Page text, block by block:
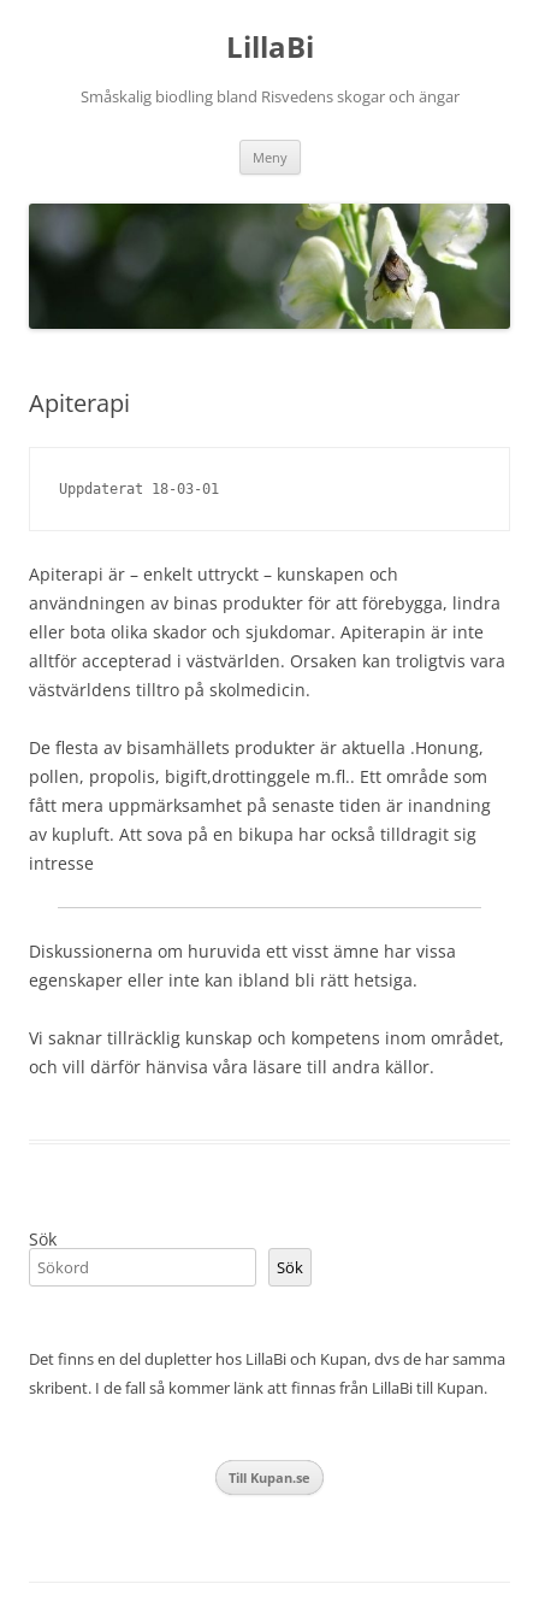
LillaBi
Småskalig biodling bland Risvedens skogar och ängar
Meny
Apiterapi
Uppdaterat 18-03-01
Apiterapi är – enkelt uttryckt – kunskapen och
användningen av binas produkter för att förebygga, lindra
eller bota olika skador och sjukdomar. Apiterapin är inte
alltför accepterad i västvärlden. Orsaken kan troligtvis vara
västvärldens tilltro på skolmedicin.
De flesta av bisamhällets produkter är aktuella .Honung,
pollen, propolis, bigift,drottinggele m.fl.. Ett område som
fått mera uppmärksamhet på senaste tiden är inandning
av kupluft. Att sova på en bikupa har också tilldragit sig
intresse
Diskussionerna om huruvida ett visst ämne har vissa
egenskaper eller inte kan ibland bli rätt hetsiga.
Vi saknar tillräcklig kunskap och kompetens inom området,
och vill därför hänvisa våra läsare till andra källor.
Sök
Sök
Det finns en del dupletter hos LillaBi och Kupan, dvs de har samma
skribent. I de fall så kommer länk att finnas från LillaBi till Kupan.
Till Kupan.se